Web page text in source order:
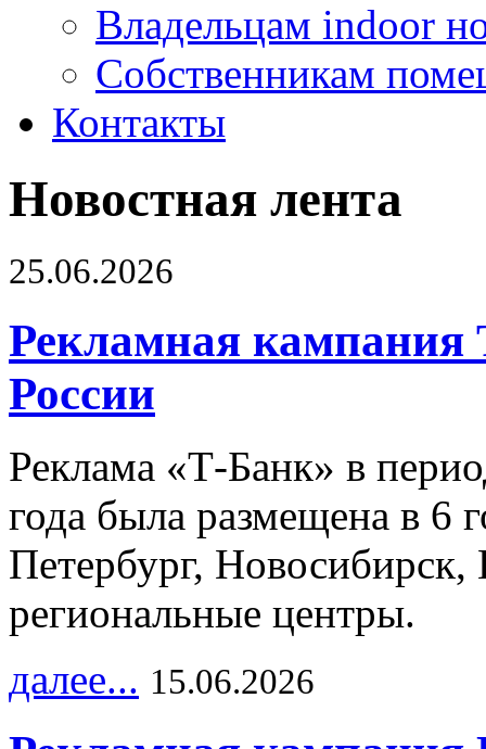
Владельцам indoor
Собственникам
Контакты
Новостная лента
25.06.2026
Рекламная кампания
России
Реклама «Т-Банк» в
года была размещена в 6
Петербург,
региональные центры.
далее... 15.06.2026